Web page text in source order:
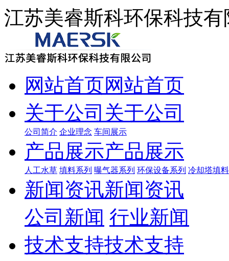
江苏美睿斯科环保科技
网站首页网站首页
关于公司 关于公司
公司简介 企业理念 车间展示
产品展示产品展示
人工水草 填料系列 曝气器系列 环保设备系列 冷却塔填料
新闻资讯新闻资讯
公司新闻 行业新闻
技术支持技术支持